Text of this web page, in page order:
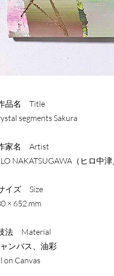
NAKATSUGAWA（ヒロ中
イズ Size
× 652 mm
on Canvas
品名 Title
segments Sakura
家名 Artist
NAKATSUGAWA（ヒロ中津
イズ Size
× 652 mm
法 Material
ンバス、油彩
on Canvas